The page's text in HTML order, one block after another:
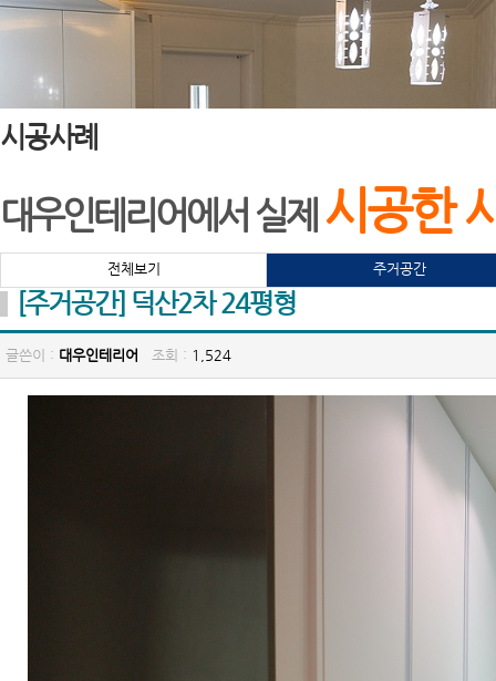
시공사례
대우인테리어에서 실제 시공한
전체보기 주거공간
[주거공간] 덕산2차 24평형
글쓴이 : 대우인테리어 조회 : 1,524